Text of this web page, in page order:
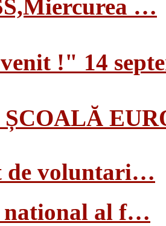
…
!" 14
de voluntari…
national al f…